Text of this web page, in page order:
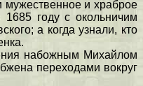
и храброе
году с окольничим
а когда узнали, кто
набожным Михайлом
переходами вокруг